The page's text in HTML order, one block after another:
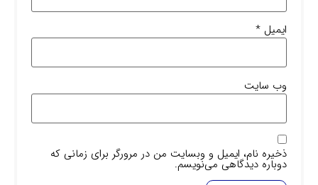
ایمیل *
وب‌ سایت
ذخیره نام، ایمیل و وبسایت من در مرورگر برای زمانی که
دوباره دیدگاهی می‌نویسم.